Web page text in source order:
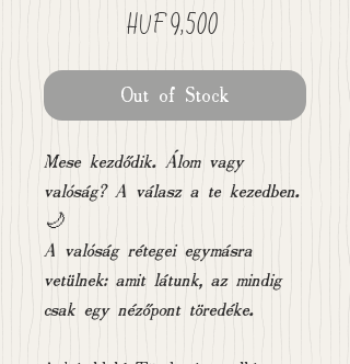
HUF 9,500Price
Out of Stock
Mese kezdődik. Álom vagy
valóság? A válasz a te kezedben.
🌙
A valóság rétegei egymásra
vetülnek: amit látunk, az mindig
csak egy nézőpont töredéke.